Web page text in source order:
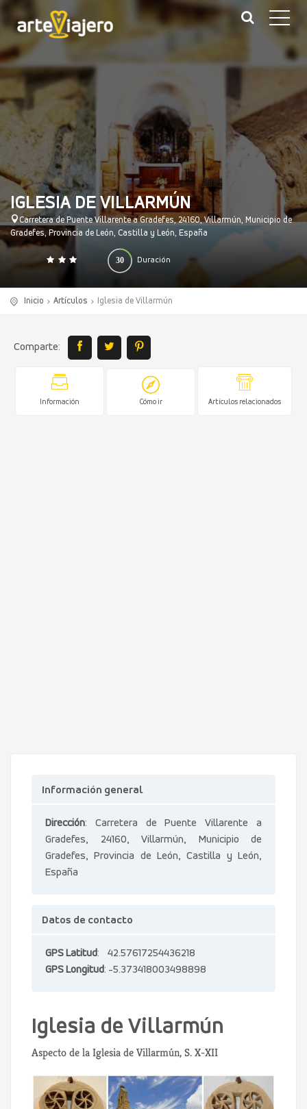
IGLESIA DE VILLARMÚN
Carretera de Puente Villarente a Gradefes, 24160, Villarmún, Municipio de
Gradefes, Provincia de León, Castilla y León, España
Duración
30
0 140
Inicio Artículos Iglesia de Villarmún
Comparte:
Información Cómo ir Artículos relacionados
Información general
Dirección: Carretera de Puente Villarente a
Gradefes, 24160, Villarmún, Municipio de
Gradefes, Provincia de León, Castilla y León,
España
Datos de contacto
GPS Latitud: 42.57617254436218
GPS Longitud: -5.373418003498898
Iglesia de Villarmún
Aspecto de la Iglesia de Villarmún, S. X-XII